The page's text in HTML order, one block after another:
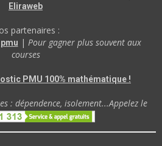
Eliraweb
partenaires :
| Pour gagner plus souvent aux
courses
PMU 100% mathématique !
: dépendence, isolement...Appelez le